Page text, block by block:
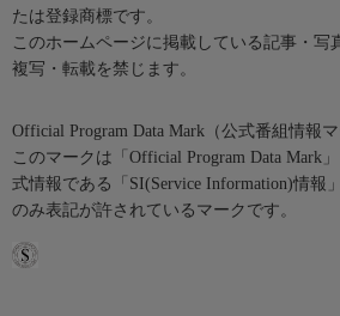
たは登録商標です。
このホームページに掲載している記事・写
複写・転載を禁じます。
Official Program Data Mark（公式番組情報マ
このマークは「Official Program Data Mark
式情報である「SI(Service Information)情報
のみ表記が許されているマークです。